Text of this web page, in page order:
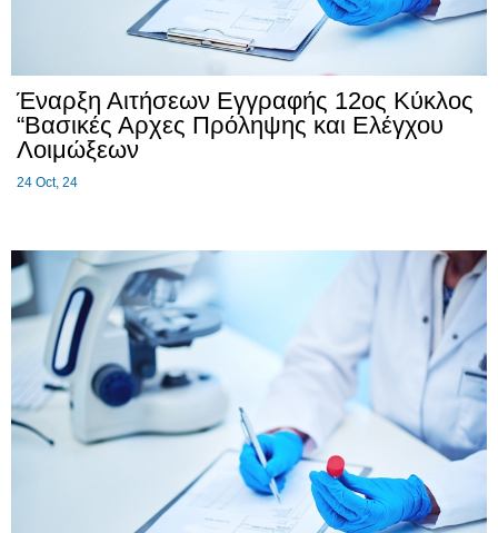
Έναρξη Αιτήσεων Εγγραφής 12ος Κύκλος
“Βασικές Αρχες Πρόληψης και Ελέγχου
Λοιμώξεων
24 Oct, 24